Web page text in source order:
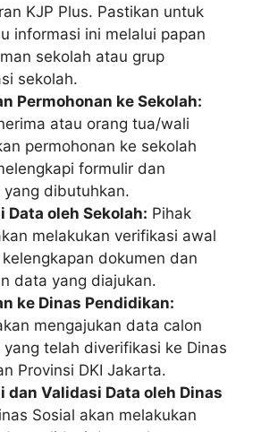
KJP Plus. Pastikan untuk
informasi ini melalui papan
sekolah atau grup
sekolah.
Permohonan ke Sekolah:
atau orang tua/wali
permohonan ke sekolah
formulir dan
yang dibutuhkan.
Data oleh Sekolah: Pihak
melakukan verifikasi awal
dokumen dan
data yang diajukan.
ke Dinas Pendidikan:
mengajukan data calon
yang telah diverifikasi ke Dinas
Provinsi DKI Jakarta.
dan Validasi Data oleh Dinas
Sosial akan melakukan